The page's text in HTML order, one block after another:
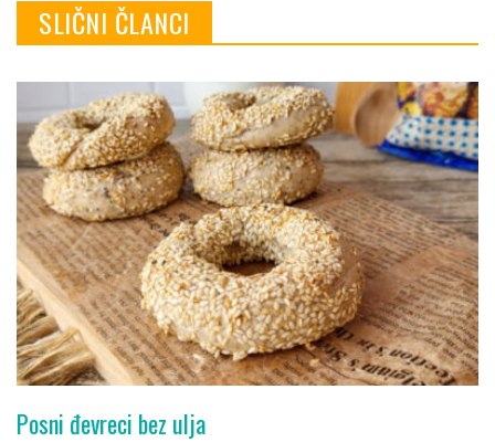
SLIČNI ČLANCI
Posni đevreci bez ulja